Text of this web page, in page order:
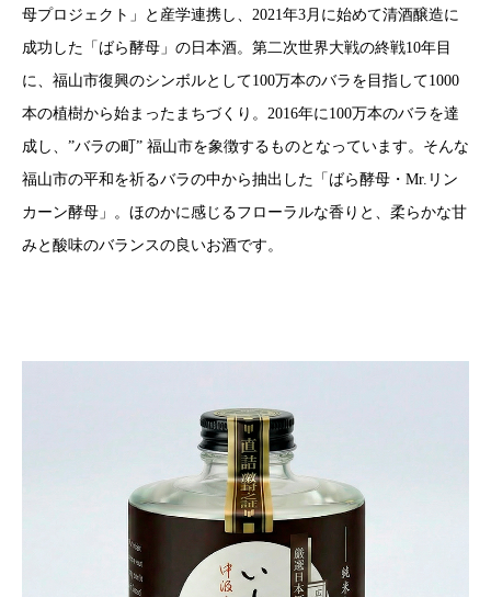
母プロジェクト」と産学連携し、2021年3月に始めて清酒醸造に
成功した「ばら酵母」の日本酒。第二次世界大戦の終戦10年目
に、福山市復興のシンボルとして100万本のバラを目指して1000
本の植樹から始まったまちづくり。2016年に100万本のバラを達
成し、”バラの町” 福山市を象徴するものとなっています。そんな
福山市の平和を祈るバラの中から抽出した「ばら酵母・Mr.リン
カーン酵母」。ほのかに感じるフローラルな香りと、柔らかな甘
みと酸味のバランスの良いお酒です。